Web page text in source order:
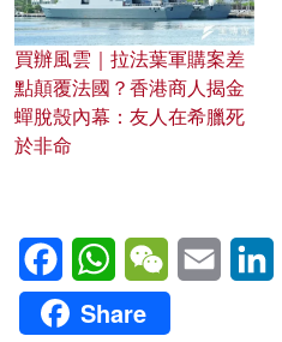
買辦風雲｜拉法葉軍購案差
點顛覆法國？香港商人揭金
蟬脫殼內幕：友人在希臘死
於非命
FacebookWhatsAppWeChatEmail
Share